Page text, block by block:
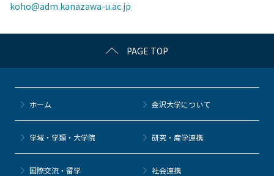
koho@adm.kanazawa-u.ac.jp
PAGE TOP
ホーム 金沢大学について
学域・学類・大学院 研究・産学連携
国際交流・留学 社会連携